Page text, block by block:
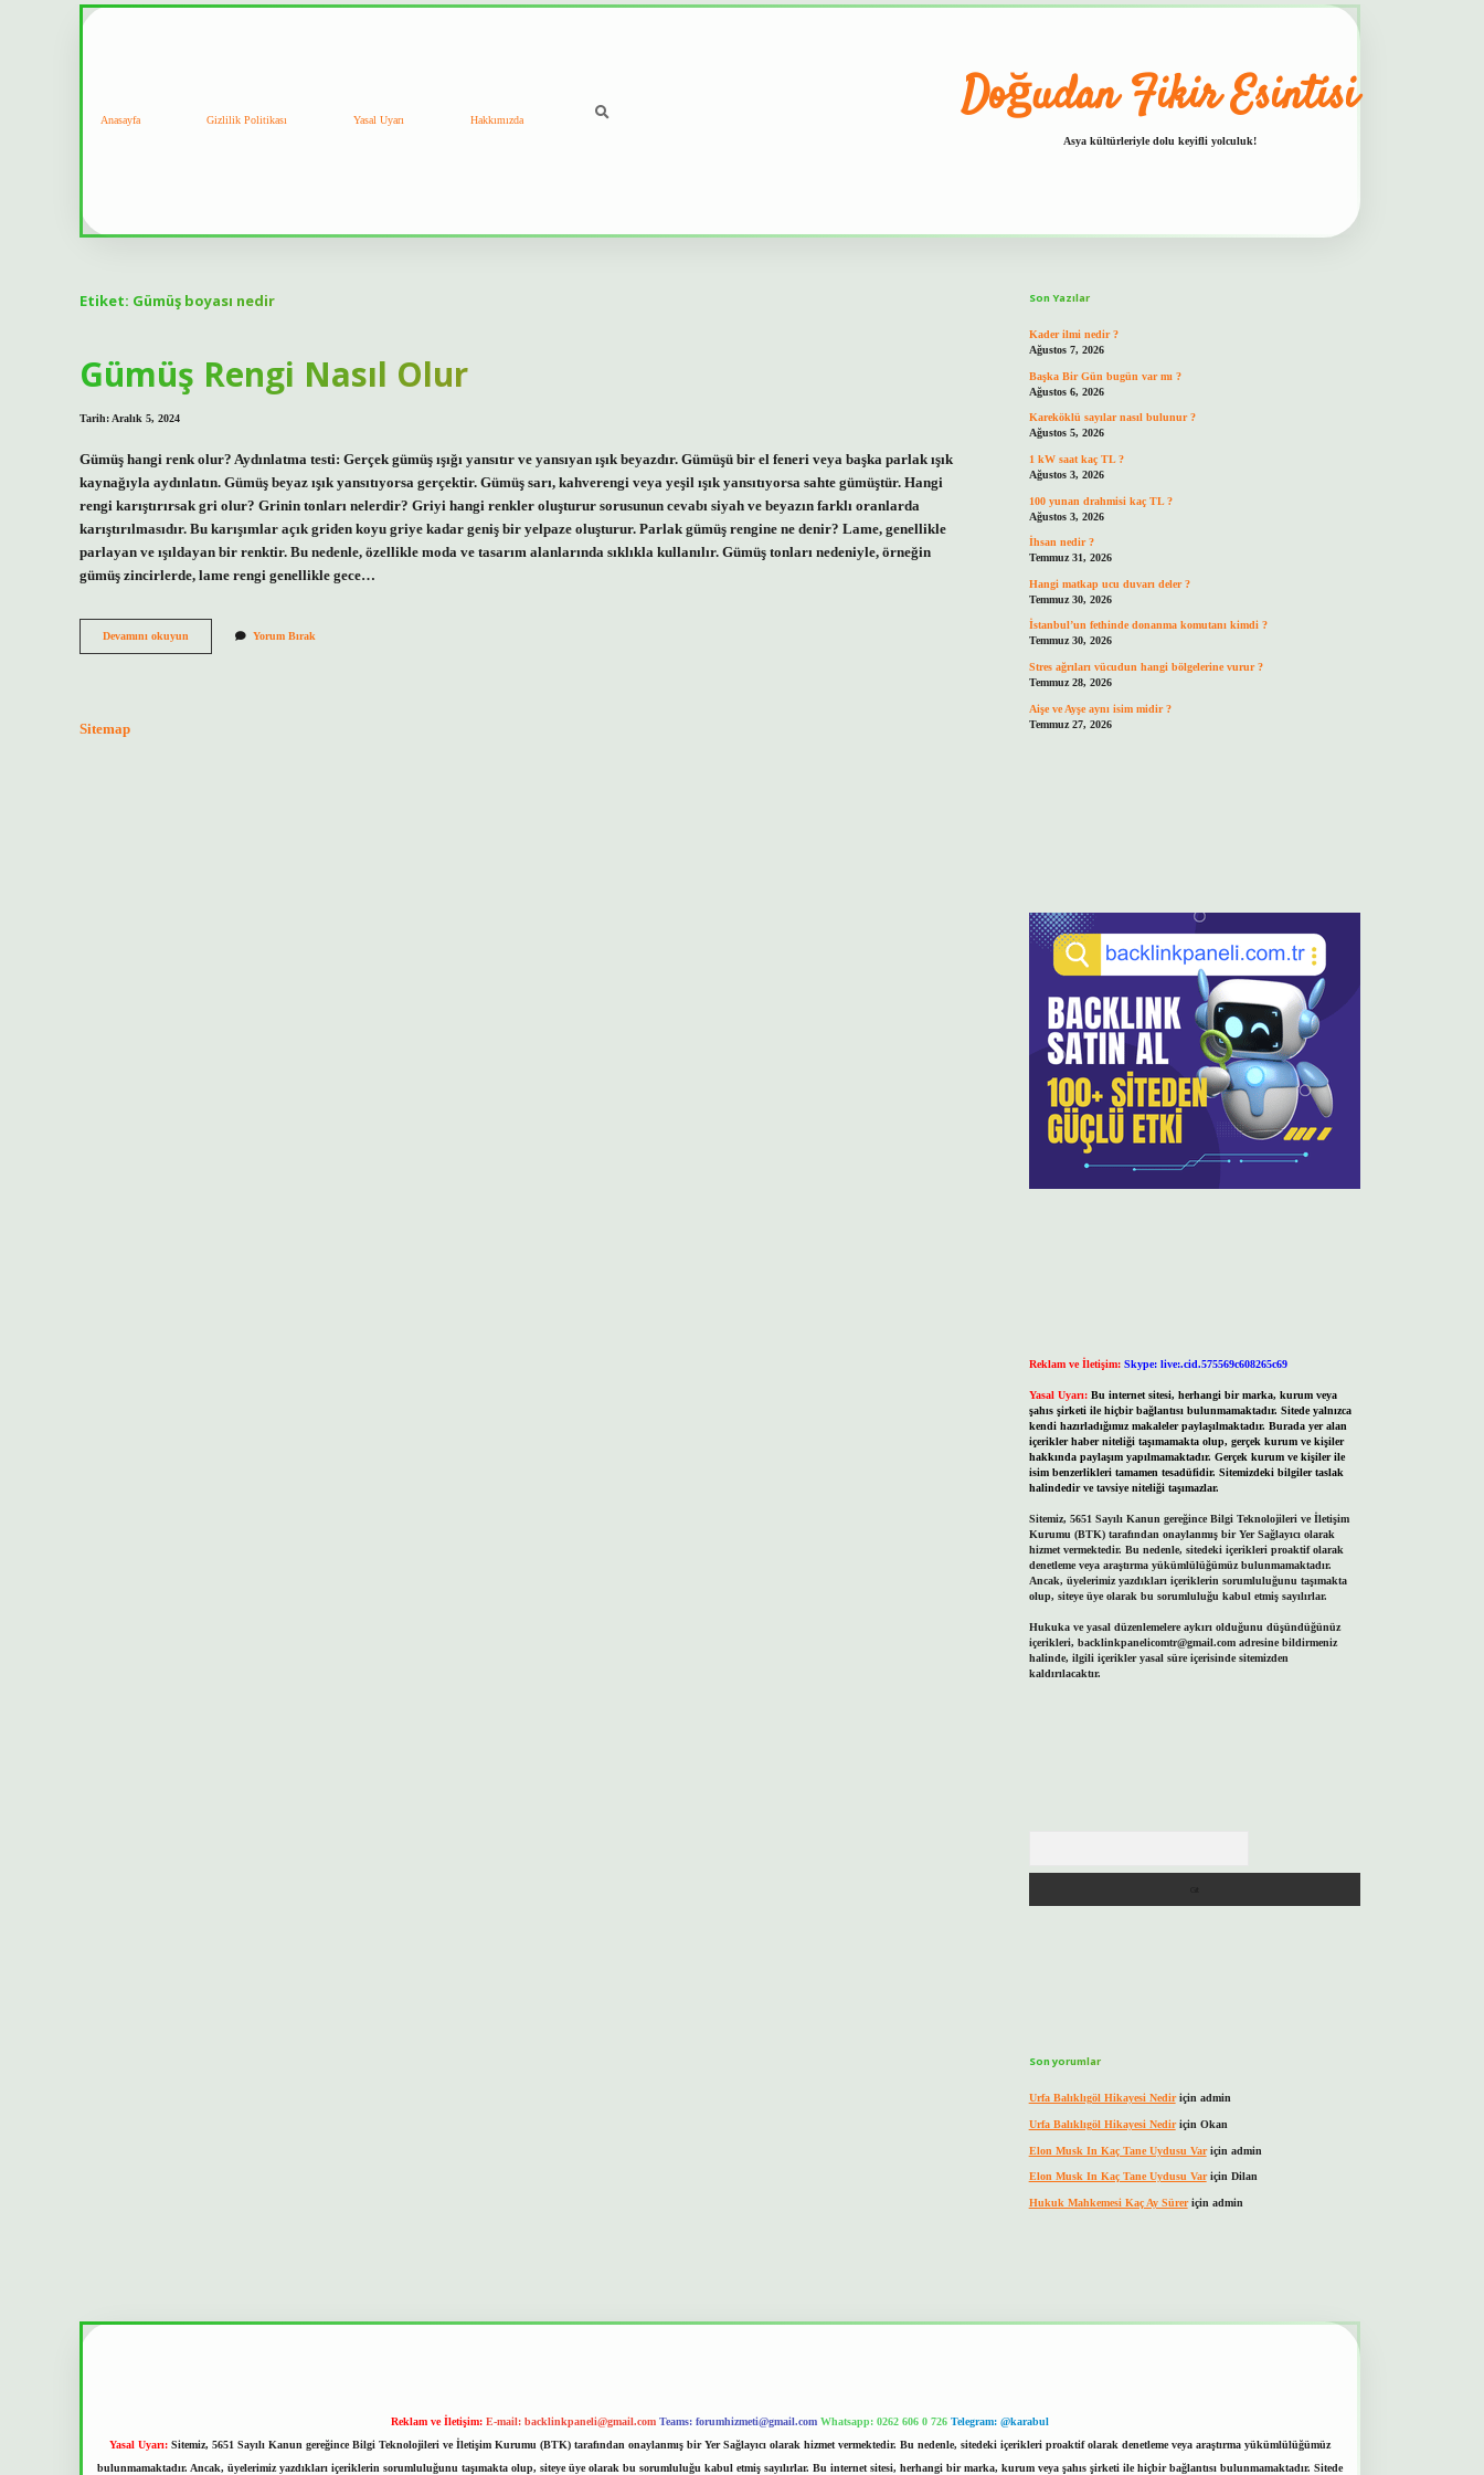
Anasayfa Gizlilik Politikası Yasal Uyarı Hakkımızda Doğudan Fikir Esintisi
Asya kültürleriyle dolu keyifli yolculuk!
Etiket: Gümüş boyası nedir
Gümüş Rengi Nasıl Olur
Tarih: Aralık 5, 2024
Gümüş hangi renk olur? Aydınlatma testi: Gerçek gümüş ışığı yansıtır ve yansıyan ışık beyazdır. Gümüşü bir el feneri veya başka parlak ışık
kaynağıyla aydınlatın. Gümüş beyaz ışık yansıtıyorsa gerçektir. Gümüş sarı, kahverengi veya yeşil ışık yansıtıyorsa sahte gümüştür. Hangi
rengi karıştırırsak gri olur? Grinin tonları nelerdir? Griyi hangi renkler oluşturur sorusunun cevabı siyah ve beyazın farklı oranlarda
karıştırılmasıdır. Bu karışımlar açık griden koyu griye kadar geniş bir yelpaze oluşturur. Parlak gümüş rengine ne denir? Lame, genellikle
parlayan ve ışıldayan bir renktir. Bu nedenle, özellikle moda ve tasarım alanlarında sıklıkla kullanılır. Gümüş tonları nedeniyle, örneğin
gümüş zincirlerde, lame rengi genellikle gece…
Devamını okuyun
Rengi
Yorum Bırak
Sitemap
Son Yazılar
Kader ilmi nedir ?
Ağustos 7, 2026
Başka Bir Gün bugün var mı ?
Ağustos 6, 2026
Kareköklü sayılar nasıl bulunur ?
Ağustos 5, 2026
1 kW saat kaç TL ?
Ağustos 3, 2026
100 yunan drahmisi kaç TL ?
Ağustos 3, 2026
İhsan nedir ?
Temmuz 31, 2026
Hangi matkap ucu duvarı deler ?
Temmuz 30, 2026
İstanbul’un fethinde donanma komutanı kimdi ?
Temmuz 30, 2026
Stres ağrıları vücudun hangi bölgelerine vurur ?
Temmuz 28, 2026
Aişe ve Ayşe aynı isim midir ?
Temmuz 27, 2026
Reklam ve İletişim: Skype: live:.cid.575569c608265c69
Yasal Uyarı: Bu internet sitesi, herhangi bir marka, kurum veya
şahıs şirketi ile hiçbir bağlantısı bulunmamaktadır. Sitede yalnızca
kendi hazırladığımız makaleler paylaşılmaktadır. Burada yer alan
içerikler haber niteliği taşımamakta olup, gerçek kurum ve kişiler
hakkında paylaşım yapılmamaktadır. Gerçek kurum ve kişiler ile
isim benzerlikleri tamamen tesadüfidir. Sitemizdeki bilgiler taslak
halindedir ve tavsiye niteliği taşımazlar.
Sitemiz, 5651 Sayılı Kanun gereğince Bilgi Teknolojileri ve İletişim
Kurumu (BTK) tarafından onaylanmış bir Yer Sağlayıcı olarak
hizmet vermektedir. Bu nedenle, sitedeki içerikleri proaktif olarak
denetleme veya araştırma yükümlülüğümüz bulunmamaktadır.
Ancak, üyelerimiz yazdıkları içeriklerin sorumluluğunu taşımakta
olup, siteye üye olarak bu sorumluluğu kabul etmiş sayılırlar.
Hukuka ve yasal düzenlemelere aykırı olduğunu düşündüğünüz
içerikleri, backlinkpanelicomtr@gmail.comadresine bildirmeniz
halinde, ilgili içerikler yasal süre içerisinde sitemizden
kaldırılacaktır.
Son yorumlar
Urfa Balıklıgöl Hikayesi Nediriçin admin
Urfa Balıklıgöl Hikayesi Nediriçin Okan
Elon Musk In Kaç Tane Uydusu Variçin admin
Elon Musk In Kaç Tane Uydusu Variçin Dilan
Hukuk Mahkemesi Kaç Ay Süreriçin admin
Reklam ve İletişim: E-mail: backlinkpaneli@gmail.com Teams: forumhizmeti@gmail.com Whatsapp: 0262 606 0 726 Telegram: @karabul
Yasal Uyarı: Sitemiz, 5651 Sayılı Kanun gereğince Bilgi Teknolojileri ve İletişim Kurumu (BTK) tarafından onaylanmış bir Yer Sağlayıcı olarak hizmet vermektedir. Bu nedenle, sitedeki içerikleri proaktif olarak denetleme veya araştırma yükümlülüğümüz
bulunmamaktadır. Ancak, üyelerimiz yazdıkları içeriklerin sorumluluğunu taşımakta olup, siteye üye olarak bu sorumluluğu kabul etmiş sayılırlar. Bu internet sitesi, herhangi bir marka, kurum veya şahıs şirketi ile hiçbir bağlantısı bulunmamaktadır. Sitede